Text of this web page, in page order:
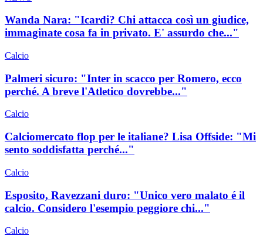
Wanda Nara: "Icardi? Chi attacca così un giudice,
immaginate cosa fa in privato. E' assurdo che..."
Calcio
Palmeri sicuro: "Inter in scacco per Romero, ecco
perché. A breve l'Atletico dovrebbe..."
Calcio
Calciomercato flop per le italiane? Lisa Offside: "Mi
sento soddisfatta perché..."
Calcio
Esposito, Ravezzani duro: "Unico vero malato é il
calcio. Considero l'esempio peggiore chi..."
Calcio